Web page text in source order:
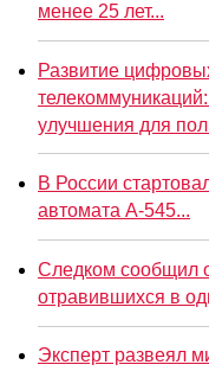
менее 25 лет...
Развитие
улучшения для
В России
автомата А-545...
Следком сообщил
отравившихся в
Эксперт развеял